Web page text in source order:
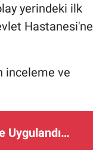
yerindeki ilk
Hastanesi'ne
inceleme ve
Uygulandı…